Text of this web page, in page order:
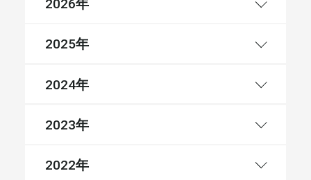
2026
2025年
2024年
2023年
2022年